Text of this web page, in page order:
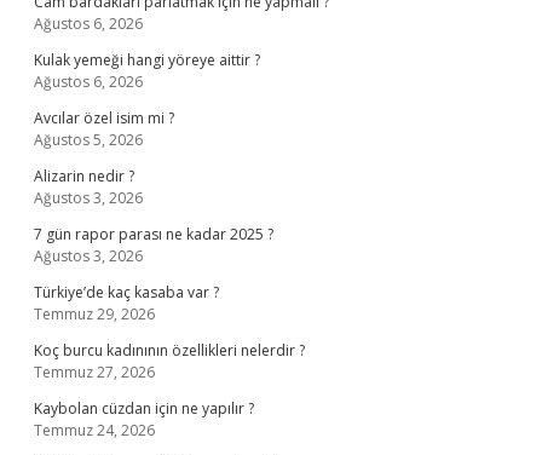
Ağustos 6, 2026
Kulak yemeği hangi yöreye aittir ?
Ağustos 6, 2026
Avcılar özel isim mi ?
Ağustos 5, 2026
Alizarin nedir ?
Ağustos 3, 2026
7 gün rapor parası ne kadar 2025 ?
Ağustos 3, 2026
Türkiye’de kaç kasaba var ?
Temmuz 29, 2026
Koç burcu kadınının özellikleri nelerdir ?
Temmuz 27, 2026
Kaybolan cüzdan için ne yapılır ?
Temmuz 24, 2026